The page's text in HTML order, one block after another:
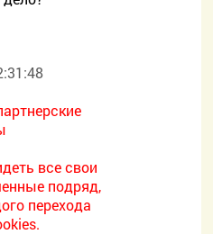
все свои
подряд,
перехода